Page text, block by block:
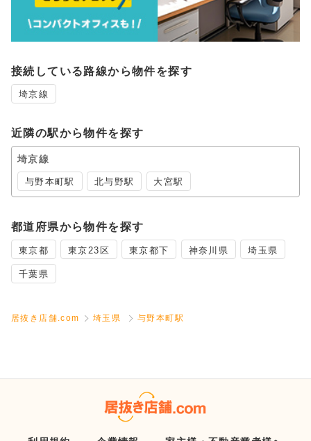
接続している路線から物件を探す
埼京線
近隣の駅から物件を探す
埼京線
与野本町駅 北与野駅 大宮駅
都道府県から物件を探す
東京都 東京23区 東京都下 神奈川県 埼玉県
千葉県
居抜き店舗.com 埼玉県 与野本町駅